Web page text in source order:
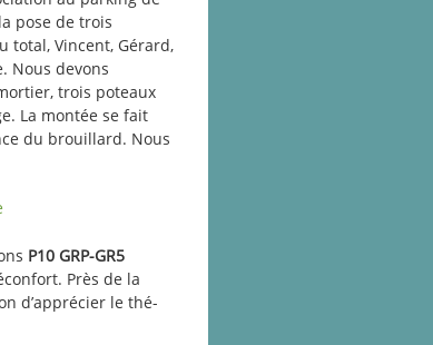
pose de trois
total, Vincent, Gérard,
Nous devons
trois poteaux
La montée se fait
du brouillard. Nous
P10 GRP-GR5
Près de la
d’apprécier le thé-